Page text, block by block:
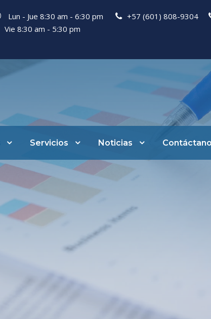
Lun - Jue 8:30 am - 6:30 pm +57 (601) 808-9304
Vie 8:30 am - 5:30 pm
Servicios Noticias